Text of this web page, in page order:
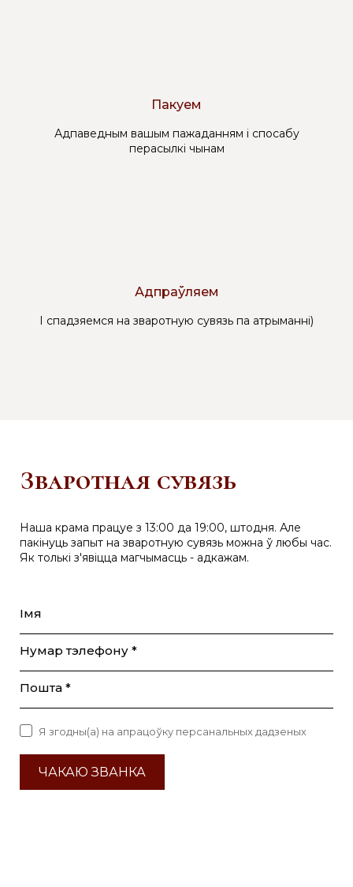
Пакуем
Адпаведным вашым пажаданням і спосабу
перасылкі чынам
Адпраўляем
І спадзяемся на зваротную сувязь па атрыманні)
Зваротная сувязь
Наша крама працуе з 13:00 да 19:00, штодня. Але
пакінуць запыт на зваротную сувязь можна ў любы час.
Як толькі з'явіцца магчымасць - адкажам.
Імя
Нумар тэлефону *
Пошта *
ЧАКАЮ ЗВАНКА
Я згодны(а) на апрацоўку персанальных дадзеных